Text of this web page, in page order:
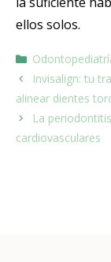
ellos solos.
Invisalign: tu
alinear dientes
La
cardiovasculares